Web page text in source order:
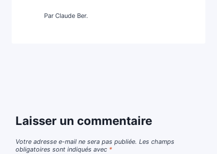
Par Claude Ber.
Laisser un commentaire
Votre adresse e-mail ne sera pas publiée. Les champs
obligatoires sont indiqués avec *